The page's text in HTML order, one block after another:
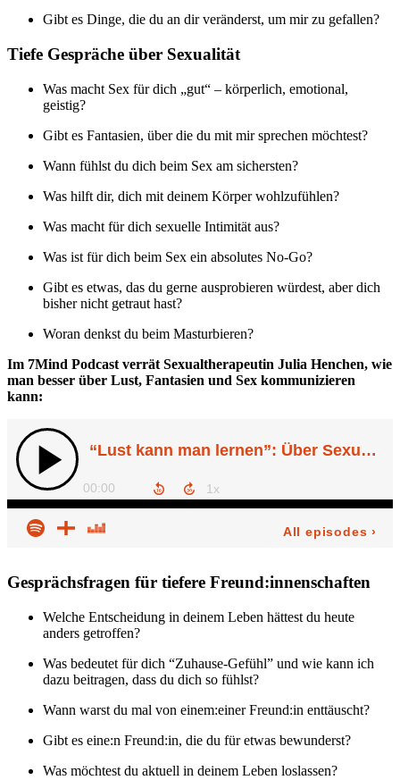
Gibt es Dinge, die du an dir veränderst, um mir zu gefallen?
Tiefe Gespräche über Sexualität
Was macht Sex für dich „gut“ – körperlich, emotional,
geistig?
Gibt es Fantasien, über die du mit mir sprechen möchtest?
Wann fühlst du dich beim Sex am sichersten?
Was hilft dir, dich mit deinem Körper wohlzufühlen?
Was macht für dich sexuelle Intimität aus?
Was ist für dich beim Sex ein absolutes No-Go?
Gibt es etwas, das du gerne ausprobieren würdest, aber dich
bisher nicht getraut hast?
Woran denkst du beim Masturbieren?
Im 7Mind Podcast verrät Sexualtherapeutin Julia Henchen, wie
man besser über Lust, Fantasien und Sex kommunizieren
kann:
Gesprächsfragen für tiefere Freund:innenschaften
Welche Entscheidung in deinem Leben hättest du heute
anders getroffen?
Was bedeutet für dich “Zuhause-Gefühl” und wie kann ich
dazu beitragen, dass du dich so fühlst?
Wann warst du mal von einem:einer Freund:in enttäuscht?
Gibt es eine:n Freund:in, die du für etwas bewunderst?
Was möchtest du aktuell in deinem Leben loslassen?